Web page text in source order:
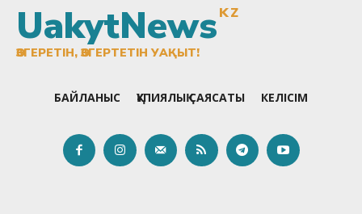
UakytNewsKZ
ӨЗГЕРЕТІН, ӨЗГЕРТЕТІН УАҚЫТ!
БАЙЛАНЫС ҚҰПИЯЛЫҚ САЯСАТЫ КЕЛІСІМ